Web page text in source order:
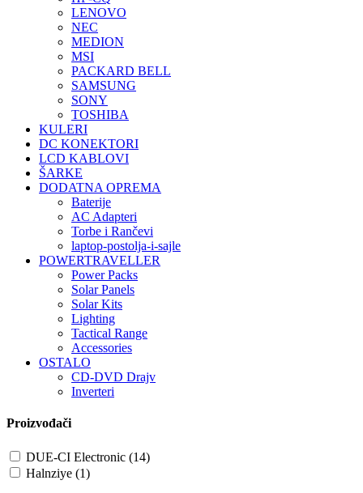
LENOVO
NEC
MEDION
MSI
PACKARD BELL
SAMSUNG
SONY
TOSHIBA
KULERI
DC KONEKTORI
LCD KABLOVI
ŠARKE
DODATNA OPREMA
Baterije
AC Adapteri
Torbe i Rančevi
laptop-postolja-i-sajle
POWERTRAVELLER
Power Packs
Solar Panels
Solar Kits
Lighting
Tactical Range
Accessories
OSTALO
CD-DVD Drajv
Inverteri
Proizvođači
DUE-CI Electronic (14)
Halnziye (1)